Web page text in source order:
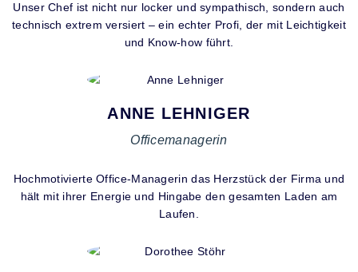
Unser Chef ist nicht nur locker und sympathisch, sondern auch
technisch extrem versiert – ein echter Profi, der mit Leichtigkeit
und Know-how führt.
ANNE LEHNIGER
Officemanagerin
Hochmotivierte Office-Managerin das Herzstück der Firma und
hält mit ihrer Energie und Hingabe den gesamten Laden am
Laufen.